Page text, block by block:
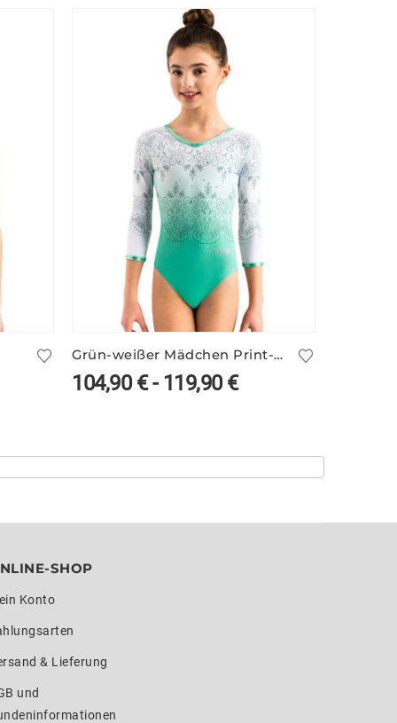
Grün-weißer Mädchen Print-Turnanzug ILKA/4
104,90€- 119,90€
SHOP
Konto
& Lieferung
und